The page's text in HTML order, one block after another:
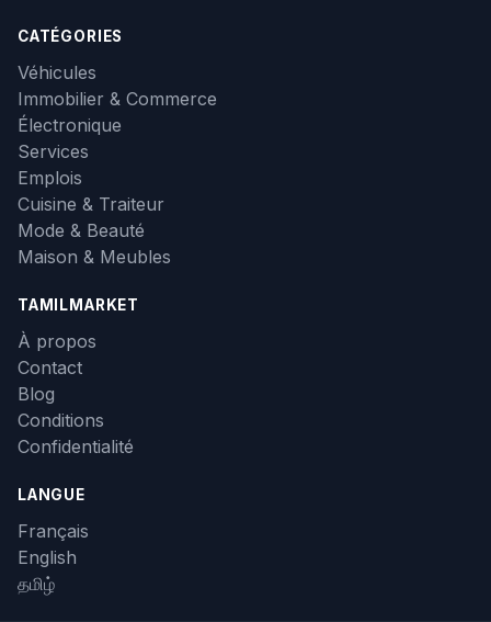
CATÉGORIES
Véhicules
Immobilier & Commerce
Électronique
Services
Emplois
Cuisine & Traiteur
Mode & Beauté
Maison & Meubles
TAMILMARKET
À propos
Contact
Blog
Conditions
Confidentialité
LANGUE
Français
English
தமிழ்